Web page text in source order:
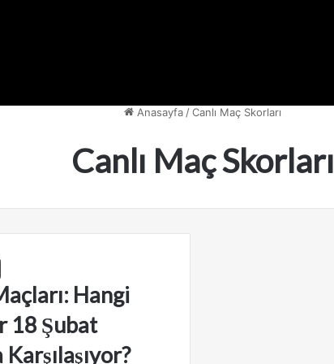
Anasayfa /Canlı Maç Skorları
Canlı Maç Skorları
Hangi
18 Şubat